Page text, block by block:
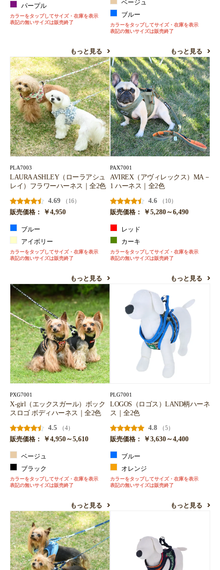
パープル
カラーをタップしてサイズ・在庫を表示
表記の無いサイズは販売終了
もっと見る
ベージュ
ブルー
カラーをタップしてサイズ・在庫を表示
表記の無いサイズは販売終了
もっと見る
PLA7003
LAURA ASHLEY（ローラアシュ
レイ）フラワーハーネス｜全2色
4.69
（16）
販売価格：
￥4,950
ブルー
アイボリー
カラーをタップしてサイズ・在庫を表示
表記の無いサイズは販売終了
もっと見る
PAX7001
AVIREX（アヴィレックス）MA－
1 ハーネス｜全2色
4.6
（10）
販売価格：
￥5,280～6,490
レッド
カーキ
カラーをタップしてサイズ・在庫を表示
表記の無いサイズは販売終了
もっと見る
PXG7001
X-girl（エックスガール）ボック
スロゴ ボディハーネス｜全2色
4.5
（4）
販売価格：
￥4,950～5,610
ベージュ
ブラック
カラーをタップしてサイズ・在庫を表示
表記の無いサイズは販売終了
もっと見る
PLG7001
LOGOS（ロゴス）LAND柄ハーネ
ス｜全2色
4.8
（5）
販売価格：
￥3,630～4,400
ブルー
オレンジ
カラーをタップしてサイズ・在庫を表示
表記の無いサイズは販売終了
もっと見る
お買い物を続ける カートへ進む